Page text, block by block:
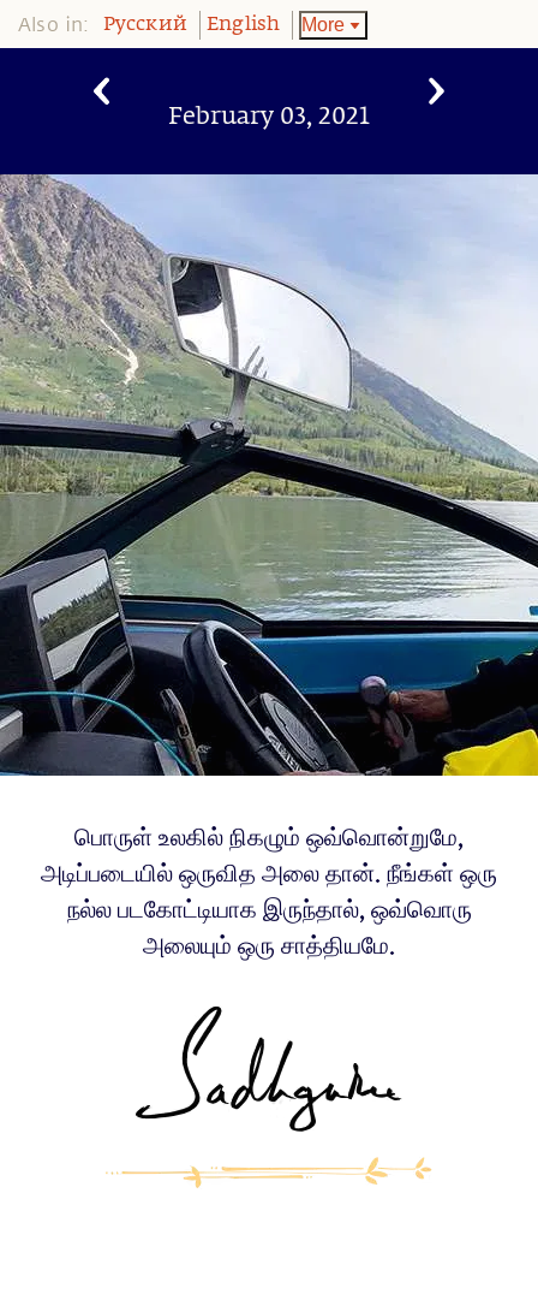
Also in: Pусский English More
February 03, 2021
பொருள் உலகில் நிகழும் ஒவ்வொன்றுமே,
அடிப்படையில் ஒருவித அலை தான். நீங்கள் ஒரு
நல்ல படகோட்டியாக இருந்தால், ஒவ்வொரு
அலையும் ஒரு சாத்தியமே.